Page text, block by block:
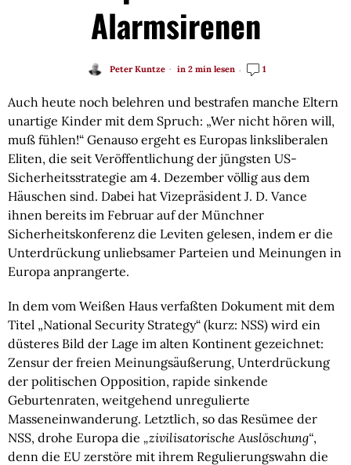
Alarmsirenen
Peter Kuntze in 2 min lesen 1
Auch heute noch belehren und bestrafen manche Eltern
unartige Kinder mit dem Spruch: „Wer nicht hören will,
muß fühlen!“ Genauso ergeht es Europas linksliberalen
Eliten, die seit Veröffentlichung der jüngsten US-
Sicherheitsstrategie am 4. Dezember völlig aus dem
Häuschen sind. Dabei hat Vizepräsident J. D. Vance
ihnen bereits im Februar auf der Münchner
Sicherheitskonferenz die Leviten gelesen, indem er die
Unterdrückung unliebsamer Parteien und Meinungen in
Europa anprangerte.
In dem vom Weißen Haus verfaßten Dokument mit dem
Titel „National Security Strategy“ (kurz: NSS) wird ein
düsteres Bild der Lage im alten Kontinent gezeichnet:
Zensur der freien Meinungsäußerung, Unterdrückung
der politischen Opposition, rapide sinkende
Geburtenraten, weitgehend unregulierte
Masseneinwanderung. Letztlich, so das Resümee der
NSS, drohe Europa die „zivilisatorische Auslöschung“,
denn die EU zerstöre mit ihrem Regulierungswahn die